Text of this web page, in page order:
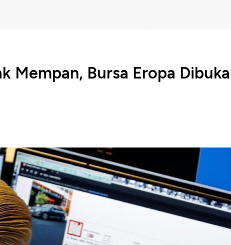
Mempan, Bursa Eropa Dibuka